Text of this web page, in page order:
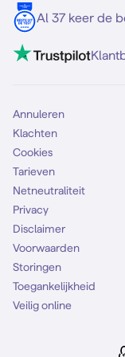
5G internet
Mobiel internet
Mobiel abonnement
Contact
VoLTE 4G bellen
Al 37 keer de
Annuleren
Klachten
Cookies
Tarieven
Netneutraliteit
Privacy
Disclaimer
Voorwaarden
Storingen
Toegankelijkheid
Veilig online